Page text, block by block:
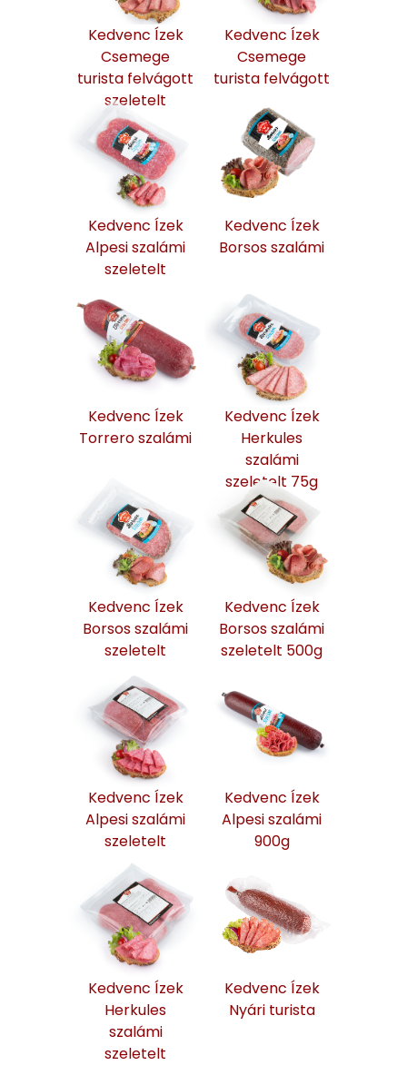
Kedvenc Ízek
Csemege
turista felvágott
szeletelt
Kedvenc Ízek
Csemege
turista felvágott
Kedvenc Ízek
Alpesi szalámi
szeletelt
Kedvenc Ízek
Borsos szalámi
Kedvenc Ízek
Torrero szalámi
Kedvenc Ízek
Herkules
szalámi
szeletelt 75g
Kedvenc Ízek
Borsos szalámi
szeletelt
Kedvenc Ízek
Borsos szalámi
szeletelt 500g
Kedvenc Ízek
Alpesi szalámi
szeletelt
Kedvenc Ízek
Alpesi szalámi
900g
Kedvenc Ízek
Herkules
szalámi
szeletelt
Kedvenc Ízek
Nyári turista